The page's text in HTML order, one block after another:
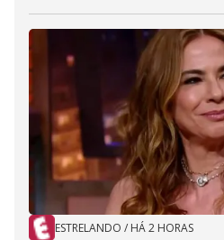
ESTRELANDO / HÁ 2 HORAS